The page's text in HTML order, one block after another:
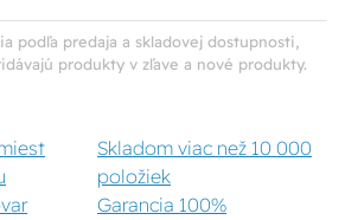
podľa predaja a skladovej dostupnosti,
produkty v zľave a nové produkty.
Skladom viac než 10 000
položiek
Garancia 100%